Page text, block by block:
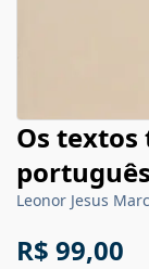
Os
Leonor Jesus
R$ 99,00